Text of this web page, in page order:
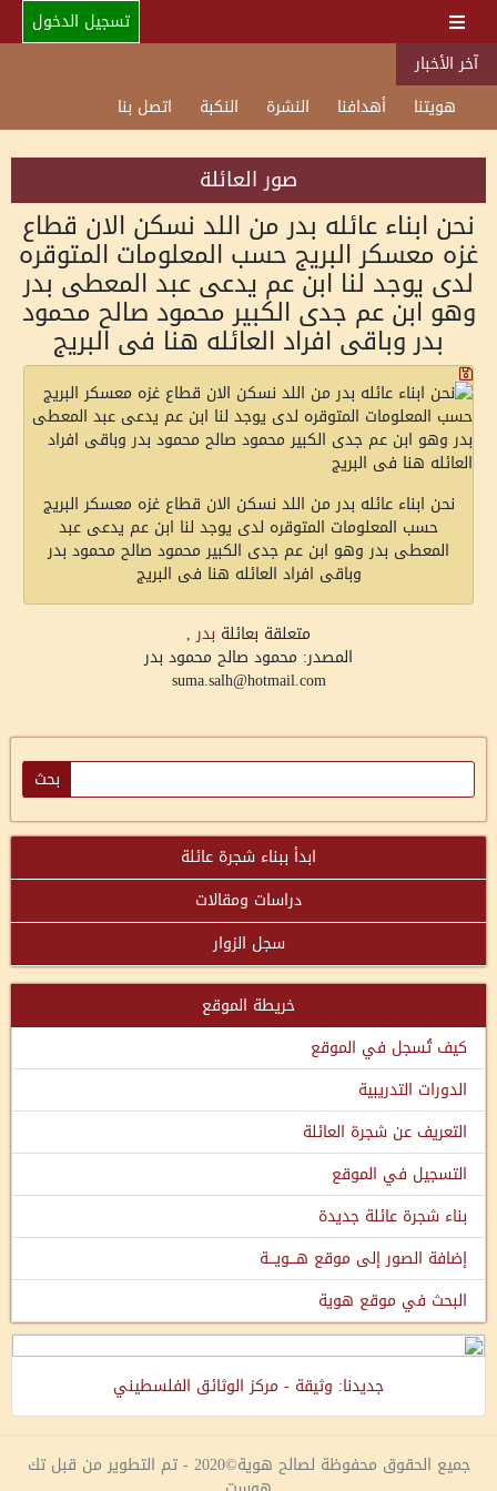
تسجيل الدخول
آخر الأخبار
هويتنا
أهدافنا النشرة النكبة اتصل بنا
صور العائلة
نحن ابناء عائله بدر من اللد نسكن الان قطاع
غزه معسكر البريج حسب المعلومات المتوقره
لدى يوجد لنا ابن عم يدعى عبد المعطى بدر
وهو ابن عم جدى الكبير محمود صالح محمود
بدر وباقى افراد العائله هنا فى البريج
نحن ابناء عائله بدر من اللد نسكن الان قطاع غزه معسكر البريج
حسب المعلومات المتوقره لدى يوجد لنا ابن عم يدعى عبد
المعطى بدر وهو ابن عم جدى الكبير محمود صالح محمود بدر
وباقى افراد العائله هنا فى البريج
متعلقة بعائلة بدر,
المصدر: محمود صالح محمود بدر
suma.salh@hotmail.com
ابدأ ببناء شجرة عائلة
دراسات ومقالات
سجل الزوار
خريطة الموقع
كيف تُسجل في الموقع
الدورات التدريبية
التعريف عن شجرة العائلة
التسجيل في الموقع
بناء شجرة عائلة جديدة
إضافة الصور إلى موقع هـــويـــة
البحث في موقع هوية
جديدنا: وثيقة - مركز الوثائق الفلسطيني
جميع الحقوق محفوظة لصالح هوية©2020 - تم التطوير من قبل تك